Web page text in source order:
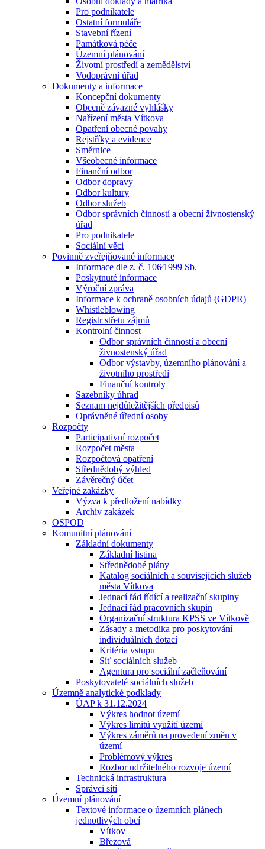
Pro podnikatele
Ostatní formuláře
Stavební řízení
Památková péče
Územní plánování
Životní prostředí a zemědělství
Vodoprávní úřad
Dokumenty a informace
Koncepční dokumenty
Obecně závazné vyhlášky
Nařízení města Vítkova
Opatření obecné povahy
Rejstříky a evidence
Směrnice
Všeobecné informace
Finanční odbor
Odbor dopravy
Odbor kultury
Odbor služeb
Odbor správních činností a obecní živnostenský
úřad
Pro podnikatele
Sociální věci
Povinně zveřejňované informace
Informace dle z. č. 106⁄1999 Sb.
Poskytnuté informace
Výroční zpráva
Informace k ochraně osobních údajů (GDPR)
Whistleblowing
Registr střetu zájmů
Kontrolní činnost
Odbor správních činností a obecní
živnostenský úřad
Odbor výstavby, územního plánování a
životního prostředí
Finanční kontroly
Sazebníky úhrad
Seznam nejdůležitějších předpisů
Oprávněné úřední osoby
Rozpočty
Participativní rozpočet
Rozpočet města
Rozpočtová opatření
Střednědobý výhled
Závěrečný účet
Veřejné zakázky
Výzva k předložení nabídky
Archiv zakázek
OSPOD
Komunitní plánování
Základní dokumenty
Základní listina
Střednědobé plány
Katalog sociálních a souvisejících služeb
města Vítkova
Jednací řád řídící a realizační skupiny
Jednací řád pracovních skupin
Organizační struktura KPSS ve Vítkově
Zásady a metodika pro poskytování
individuálních dotací
Kritéria vstupu
Síť sociálních služeb
Agentura pro sociální začleňování
Poskytovatelé sociálních služeb
Územně analytické podklady
ÚAP k 31.12.2024
Výkres hodnot území
Výkres limitů využití území
Výkres záměrů na provedení změn v
území
Problémový výkres
Rozbor udržitelného rozvoje území
Technická infrastruktura
Správci sítí
Územní plánování
Textové informace o územních plánech
jednotlivých obcí
Vítkov
Březová